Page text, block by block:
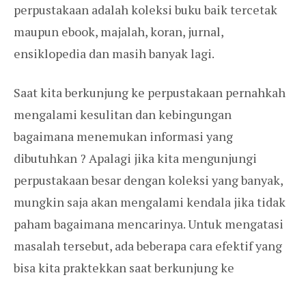
perpustakaan adalah koleksi buku baik tercetak
maupun ebook, majalah, koran, jurnal,
ensiklopedia dan masih banyak lagi.
Saat kita berkunjung ke perpustakaan pernahkah
mengalami kesulitan dan kebingungan
bagaimana menemukan informasi yang
dibutuhkan ? Apalagi jika kita mengunjungi
perpustakaan besar dengan koleksi yang banyak,
mungkin saja akan mengalami kendala jika tidak
paham bagaimana mencarinya. Untuk mengatasi
masalah tersebut, ada beberapa cara efektif yang
bisa kita praktekkan saat berkunjung ke